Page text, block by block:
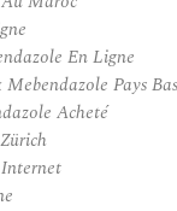
En Ligne
Pays Bas
Acheté